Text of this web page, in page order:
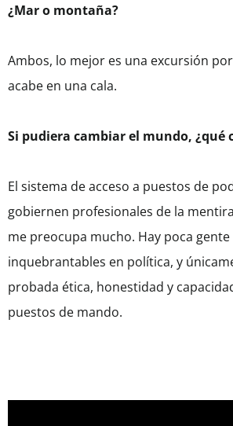
¿Mar o montaña?
Ambos, lo mejor es una excursión
acabe en una cala.
Si pudiera cambiar el mundo, ¿qué
El sistema de acceso a puestos de
gobiernen profesionales de la
me preocupa mucho. Hay poca
inquebrantables en política, y
probada ética, honestidad y
puestos de mando.